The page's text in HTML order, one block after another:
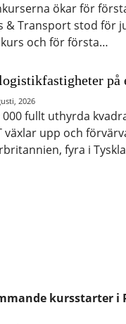
ökar för
& Transport stod för
och för första…
på
2026
000 fullt uthyrda
växlar upp och
fyra i
kursstarter i